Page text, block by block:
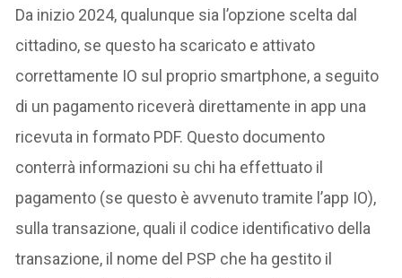
Da inizio 2024, qualunque sia l’opzione scelta dal
cittadino, se questo ha scaricato e attivato
correttamente IO sul proprio smartphone, a seguito
di un pagamento riceverà direttamente in app una
ricevuta in formato PDF. Questo documento
conterrà informazioni su chi ha effettuato il
pagamento (se questo è avvenuto tramite l’app IO),
sulla transazione, quali il codice identificativo della
transazione, il nome del PSP che ha gestito il